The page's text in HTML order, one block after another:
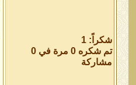
شكراً: 1
تم شكره 0 مرة في 0
مشاركة